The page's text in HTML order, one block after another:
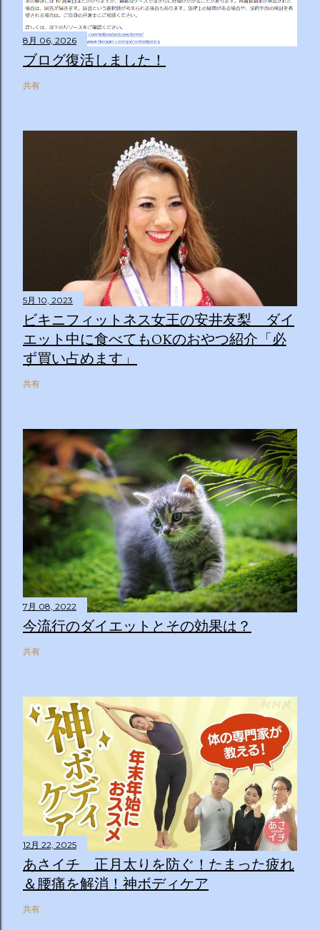
8月 06, 2026
ブログ復活しました！
共有
5月 10, 2023
ビキニフィットネス女王の安井友梨 ダイ
エット中に食べてもOKのおやつ紹介「必
ず買い占めます」
共有
7月 08, 2022
今流行のダイエットとその効果は？
共有
12月 22, 2025
あさイチ 正月太りを防ぐ！たまった疲れ
＆腰痛を解消！神ボディケア
共有